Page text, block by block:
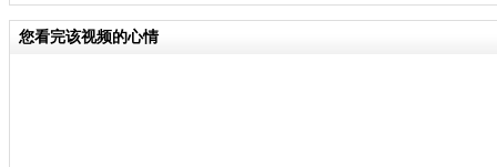
您看完该视频的心情